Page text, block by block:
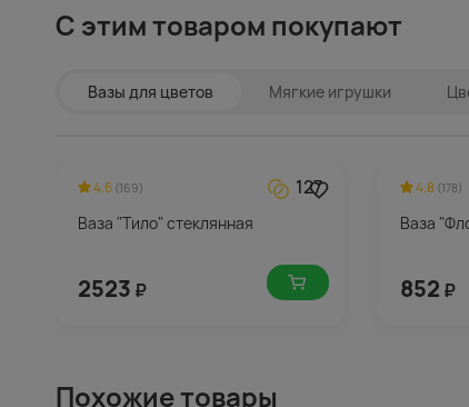
С этим товаром покупают
Вазы для цветов Мягкие игрушки
4.6 (169) 127
Ваза "Тило" стеклянная
2523 ₽
4.8 (178)
Ваза
852 ₽
Похожие товары